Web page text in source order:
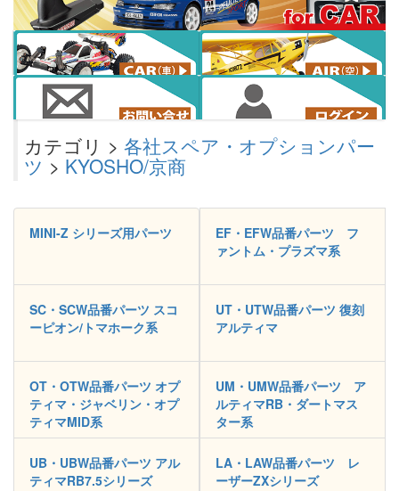
カテゴリ > 各社スペア・オプションパー
ツ > KYOSHO/京商
MINI-Z シリーズ用パーツ
EF・EFW品番パーツ フ
ァントム・プラズマ系
SC・SCW品番パーツ スコ
ーピオン/トマホーク系
UT・UTW品番パーツ 復刻
アルティマ
OT・OTW品番パーツ オプ
ティマ・ジャベリン・オプ
ティマMID系
UM・UMW品番パーツ ア
ルティマRB・ダートマス
ター系
UB・UBW品番パーツ アル
ティマRB7.5シリーズ
LA・LAW品番パーツ レ
ーザーZXシリーズ